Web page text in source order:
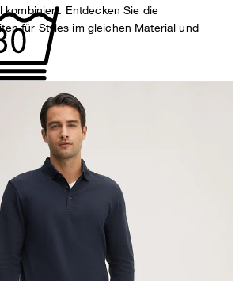
30°C, sehr schonend
kombiniert. Entdecken Sie die
für Styles im gleichen Material und